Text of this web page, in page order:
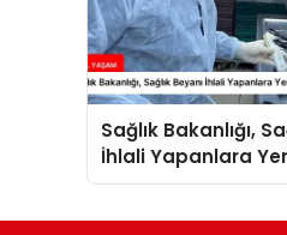
Sağlık Bakanlığı,
İhlali Yapanlara
Getirdi